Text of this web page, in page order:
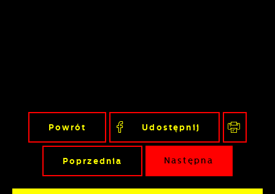
Powrót Udostępnij
Poprzednia Następna